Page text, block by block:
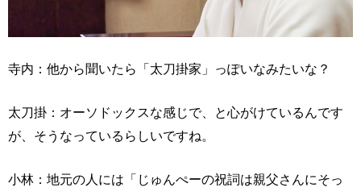
寺内：他から聞いたら「太刀掛家」っぽいなみたいな？
太刀掛：オーソドックスな感じで、と心がけているんです
が、そうなっているらしいですね。
小林：地元の人には「じゅんぺーの祝詞は親父さんにそっ